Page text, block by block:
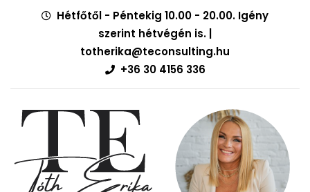
Hétfőtől - Péntekig 10.00 - 20.00. Igény
szerint hétvégén is. |
totherika@teconsulting.hu
+36 30 4156 336